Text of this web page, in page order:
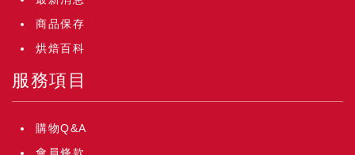
商品保存
烘焙百科
服務項目
購物Q&A